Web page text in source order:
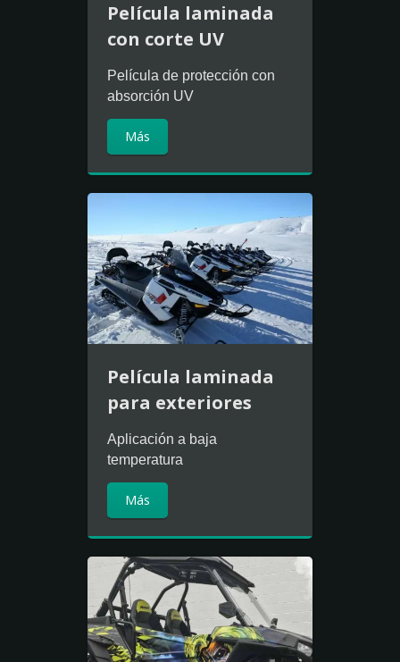
Película laminada
con corte UV
Película de protección con
absorción UV
Más
Película laminada
para exteriores
Aplicación a baja
temperatura
Más